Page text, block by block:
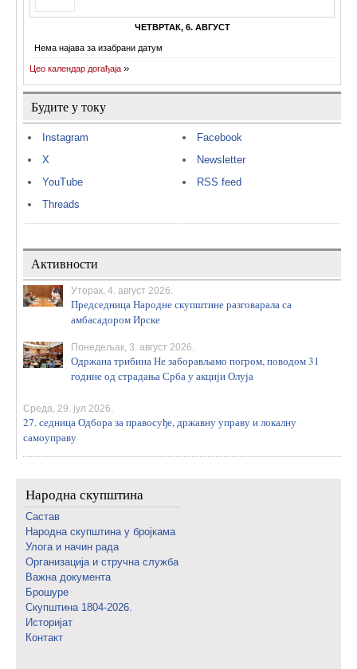
ЧЕТВРТАК, 6. АВГУСТ
Нема најава за изабрани датум
Цео календар догађаја
Будите у току
Instagram
X
YouTube
Threads
Facebook
Newsletter
RSS feed
Активности
Уторак, 4. август 2026.
Председница Народне скупштине разговарала са
амбасадором Ирске
Понедељак, 3. август 2026.
Одржана трибина Не заборављамо погром, поводом 31
године од страдања Срба у акцији Олуја
Среда, 29. јул 2026.
27. седница Одбора за правосуђе, државну управу и локалну
самоуправу
Народна скупштина
Састав
Народна скупштина у бројкама
Улога и начин рада
Организација и стручна служба
Важна документа
Брошуре
Скупштина 1804-2026.
Историјат
Контакт